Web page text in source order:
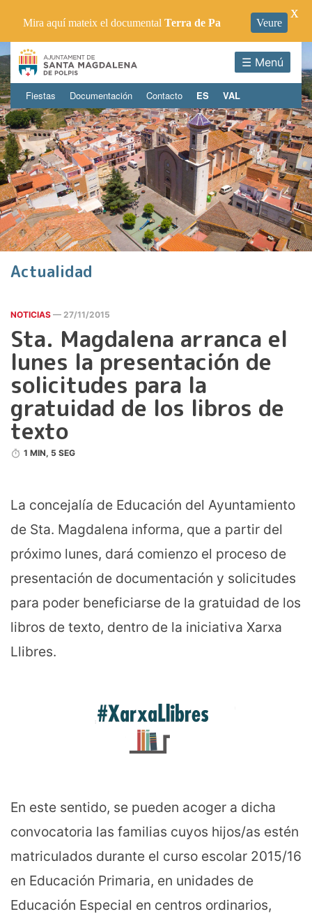
☰ Menú
Fiestas Documentación Contacto ES VAL
Actualidad
NOTICIAS — 27/11/2015
Sta. Magdalena arranca el
lunes la presentación de
solicitudes para la
gratuidad de los libros de
texto
1 MIN, 5 SEG
La concejalía de Educación del Ayuntamiento
de Sta. Magdalena informa, que a partir del
próximo lunes, dará comienzo el proceso de
presentación de documentación y solicitudes
para poder beneficiarse de la gratuidad de los
libros de texto, dentro de la iniciativa Xarxa
Llibres.
En este sentido, se pueden acoger a dicha
convocatoria las familias cuyos hijos/as estén
matriculados durante el curso escolar 2015/16
en Educación Primaria, en unidades de
Educación Especial en centros ordinarios,
Mira aquí mateix el documental Terra de Pa Veure
X